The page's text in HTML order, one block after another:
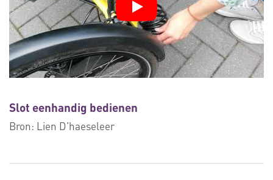
Slot eenhandig bedienen
Bron: Lien D'haeseleer